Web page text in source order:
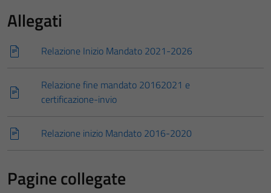
Allegati
Relazione Inizio Mandato 2021-2026
Relazione fine mandato 20162021 e
certificazione-invio
Relazione inizio Mandato 2016-2020
Pagine collegate